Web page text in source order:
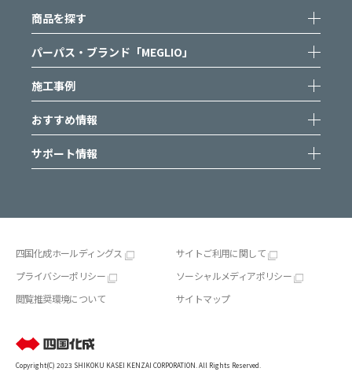
商品を探す
パーパス・ブランド「MEGLIO」
施工事例
おすすめ情報
サポート情報
四国化成ホールディングス
サイトご利用に関して
プライバシーポリシー
ソーシャルメディアポリシー
閲覧推奨環境について
サイトマップ
Copyright(C) 2023 SHIKOKU KASEI KENZAI CORPORATION. All Rights Reserved.